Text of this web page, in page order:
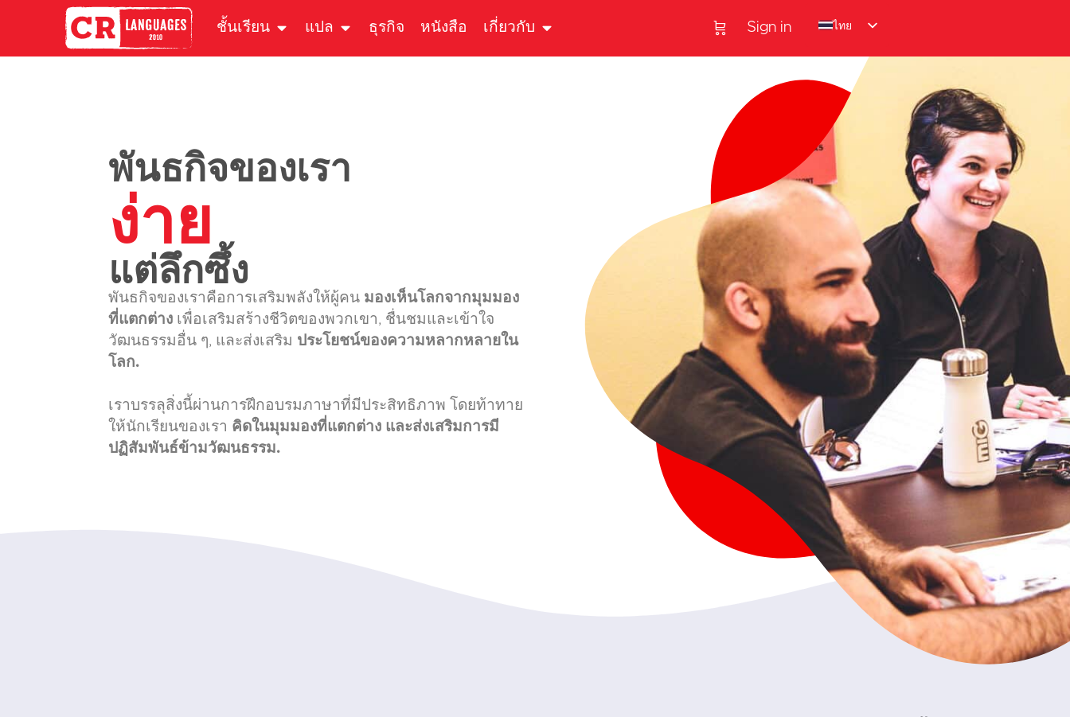
ชั้นเรียน แปล ธุรกิจ หนังสือ เกี่ยวกับ Sign in ไทย
พันธกิจของเรา
ง่าย
แต่ลึกซึ้ง
พันธกิจของเราคือการเสริมพลังให้ผู้คน มองเห็นโลกจากมุมมอง
ที่แตกต่าง เพื่อเสริมสร้างชีวิตของพวกเขา, ชื่นชมและเข้าใจ
วัฒนธรรมอื่น ๆ, และส่งเสริม ประโยชน์ของความหลากหลายใน
โลก.
เราบรรลุสิ่งนี้ผ่านการฝึกอบรมภาษาที่มีประสิทธิภาพ โดยท้าทาย
ให้นักเรียนของเรา คิดในมุมมองที่แตกต่าง และส่งเสริมการมี
ปฏิสัมพันธ์ข้ามวัฒนธรรม.